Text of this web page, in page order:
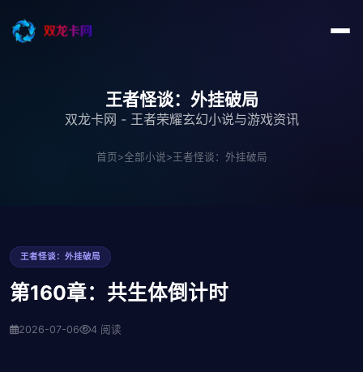
王者怪谈：外挂破局
双龙卡网 - 王者荣耀玄幻小说与游戏资讯
首页>全部小说>王者怪谈：外挂破局
王者怪谈：外挂破局
第160章：共生体倒计时
2026-07-06 4 阅读